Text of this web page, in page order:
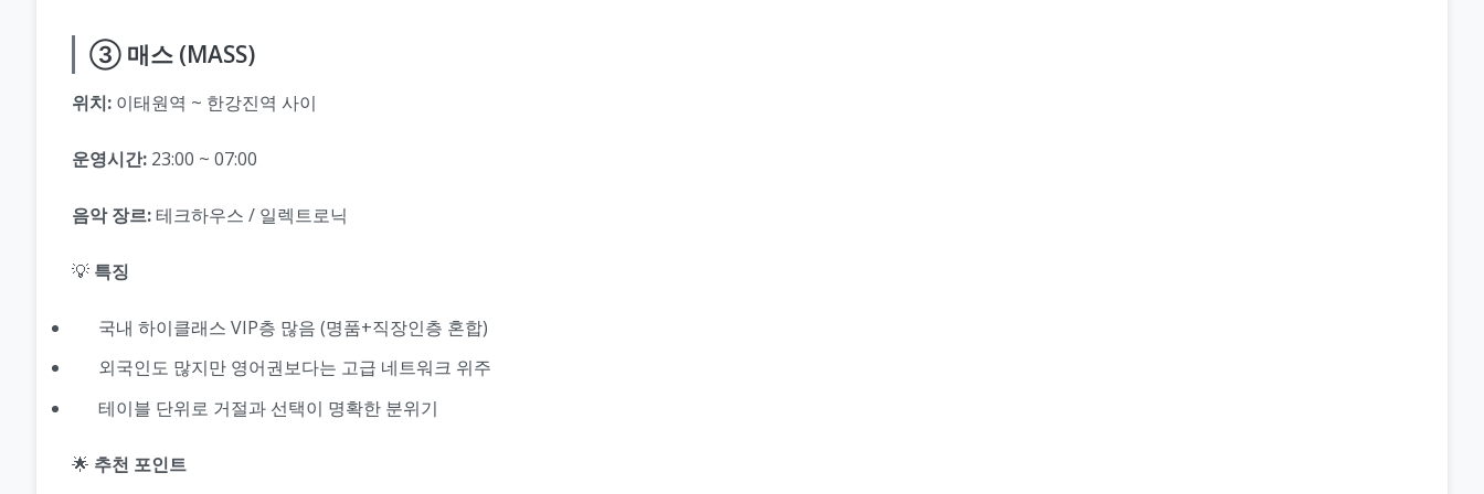
③ 매스 (MASS)
위치: 이태원역 ~ 한강진역 사이
운영시간: 23:00 ~ 07:00
음악 장르:테크하우스 / 일렉트로닉
💡 특징
국내 하이클래스 VIP층 많음 (명품+직장인층 혼합)
외국인도 많지만 영어권보다는 고급 네트워크 위주
테이블 단위로 거절과 선택이 명확한 분위기
🌟 추천 포인트